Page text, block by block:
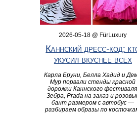
2026-05-18 @ FürLuxury
Каннский дресс-код:
укусил вкуснее всех
Карла Бруни, Белла Хадид и
Мур порвали стенды красной
дорожки Каннского
Зебра, Prada на заказ и
бант размером с автобус —
разбираем образы по